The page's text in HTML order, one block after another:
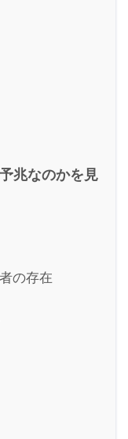
兆なのかを見
の存在